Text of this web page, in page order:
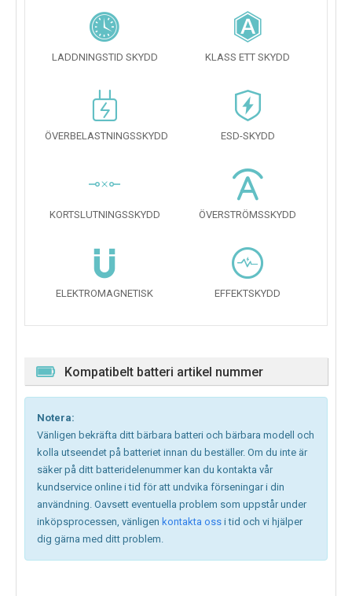
LADDNINGSTID SKYDD KLASS ETT SKYDD
ÖVERBELASTNINGSSKYDD ESD-SKYDD
KORTSLUTNINGSSKYDD ÖVERSTRÖMSSKYDD
ELEKTROMAGNETISK EFFEKTSKYDD
Kompatibelt batteri artikel nummer
Notera:
Vänligen bekräfta ditt bärbara batteri och bärbara modell och
kolla utseendet på batteriet innan du beställer. Om du inte är
säker på ditt batteridelenummer kan du kontakta vår
kundservice online i tid för att undvika förseningar i din
användning. Oavsett eventuella problem som uppstår under
inköpsprocessen, vänligen kontakta oss i tid och vi hjälper
dig gärna med ditt problem.